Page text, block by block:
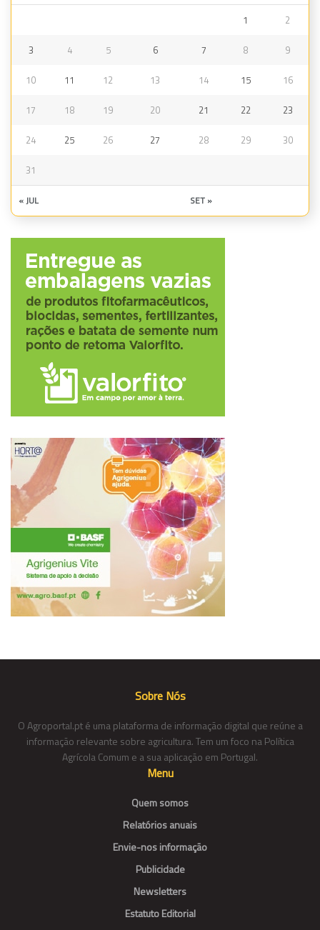
1 2
3 4 5 6 7 8 9
10 11 12 13 14 15 16
17 18 19 20 21 22 23
24 25 26 27 28 29 30
31
« JUL SET »
Sobre Nós
O Agroportal.pt é uma plataforma de informação digital que reúne a
informação relevante sobre agricultura. Tem um foco na Política
Agrícola Comum e a sua aplicação em Portugal.
Menu
Quem somos
Relatórios anuais
Envie-nos informação
Publicidade
Newsletters
Estatuto Editorial